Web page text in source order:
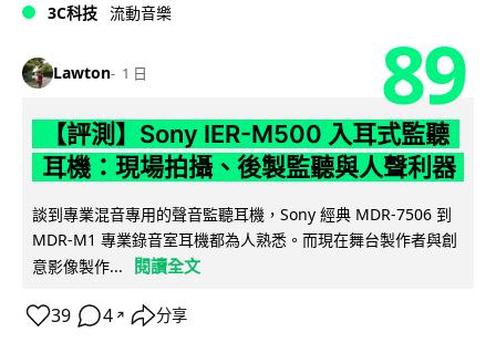
3C科技 流動音樂
Lawton 1 日 89
【評測】Sony IER-M500 入耳式監聽
耳機：現場拍攝、後製監聽與人聲利器
談到專業混音專用的聲音監聽耳機，Sony 經典 MDR-7506 到
MDR-M1 專業錄音室耳機都為人熟悉。而現在舞台製作者與創
意影像製作...
閱讀全文
39 4 ↗ 分享